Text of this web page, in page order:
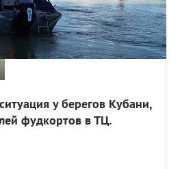
у берегов Кубани,
фудкортов в ТЦ.